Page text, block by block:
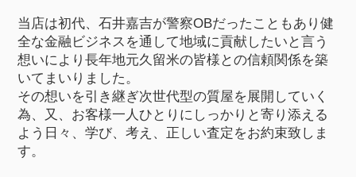
当店は初代、石井嘉吉が警察OBだったこともあり健
全な金融ビジネスを通して地域に貢献したいと言う
想いにより長年地元久留米の皆様との信頼関係を築
いてまいりました。
その想いを引き継ぎ次世代型の質屋を展開していく
為、又、お客様一人ひとりにしっかりと寄り添える
よう日々、学び、考え、正しい査定をお約束致しま
す。